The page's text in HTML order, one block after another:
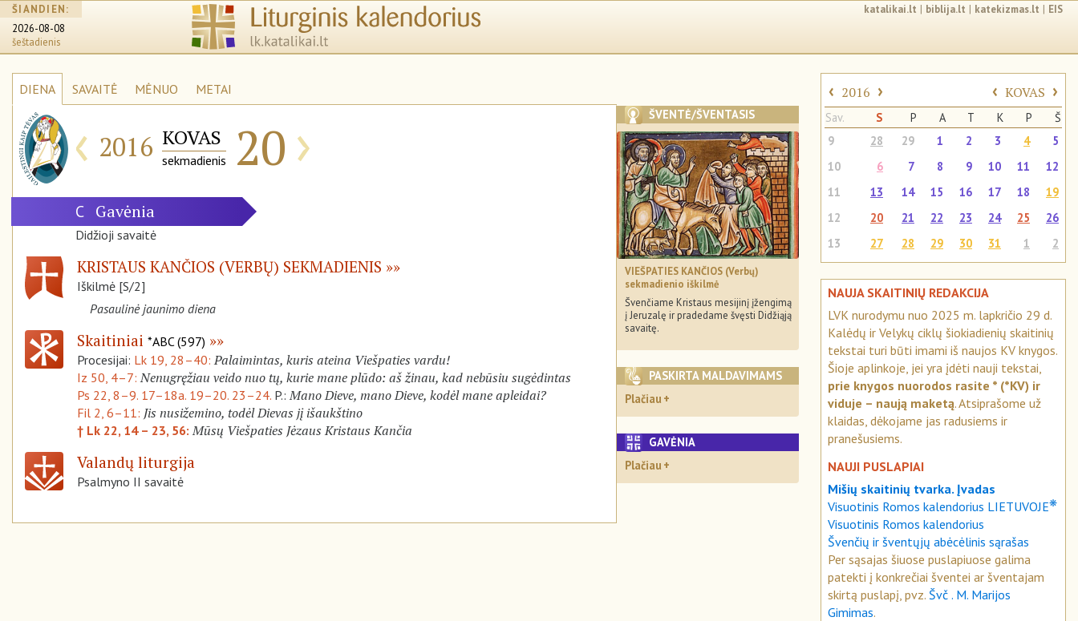
ŠIANDIEN:
2026-08-08
šeštadienis
katalikai.lt | biblija.lt | katekizmas.lt | EIS
DIENA SAVAITĖ MĖNUO METAI
‹ 2016 KOVAS
sekmadienis 20 ›
C Gavėnia
Didžioji savaitė
KRISTAUS KANČIOS (VERBŲ) SEKMADIENIS
Iškilmė [S/2]
Pasaulinė jaunimo diena
Skaitiniai *ABC (597)
Procesijai: Lk 19, 28–40: Palaimintas, kuris ateina Viešpaties vardu!
Iz 50, 4–7: Nenugręžiau veido nuo tų, kurie mane plūdo: aš žinau, kad nebūsiu sugėdintas
Ps 22, 8–9. 17–18a. 19–20. 23–24. P.: Mano Dieve, mano Dieve, kodėl mane apleidai?
Fil 2, 6–11: Jis nusižemino, todėl Dievas jį išaukštino
† Lk 22, 14 – 23, 56: Mūsų Viešpaties Jėzaus Kristaus Kančia
Valandų liturgija
Psalmyno II savaitė
ŠVENTĖ/ŠVENTASIS
VIEŠPATIES KANČIOS (Verbų)
sekmadienio iškilmė
Švenčiame Kristaus mesijinį įžengimą
į Jeruzalę ir pradedame švęsti Didžiąją
savaitę.
PASKIRTA MALDAVIMAMS
Plačiau
GAVĖNIA
Plačiau
‹ 2016 › ‹ KOVAS ›
Sav. S P A T K P
Š
9
28 29 1 2 3 4
5
10
6 7 8 9 10 11
12
11
13 14 15 16 17 18
19
12
20 21 22 23 24 25
26
13
27 28 29 30 31 1 2
NAUJA SKAITINIŲ REDAKCIJA
LVK nurodymu nuo 2025 m. lapkričio 29 d.
Kalėdų ir Velykų ciklų šiokiadienių skaitinių
tekstai turi būti imami iš naujos KV knygos.
Šioje aplinkoje, jei yra įdėti nauji tekstai,
prie knygos nuorodos rasite * (*KV) ir
viduje – naują maketą. Atsiprašome už
klaidas, dėkojame jas radusiems ir
pranešusiems.
NAUJI PUSLAPIAI
Mišių skaitinių tvarka. Įvadas
Visuotinis Romos kalendorius LIETUVOJE❋
Visuotinis Romos kalendorius
Švenčių ir šventųjų abėcėlinis sąrašas
Per sąsajas šiuose puslapiuose galima
patekti į konkrečiai šventei ar šventajam
skirtą puslapį, pvz. Švč . M. Marijos
Gimimas.